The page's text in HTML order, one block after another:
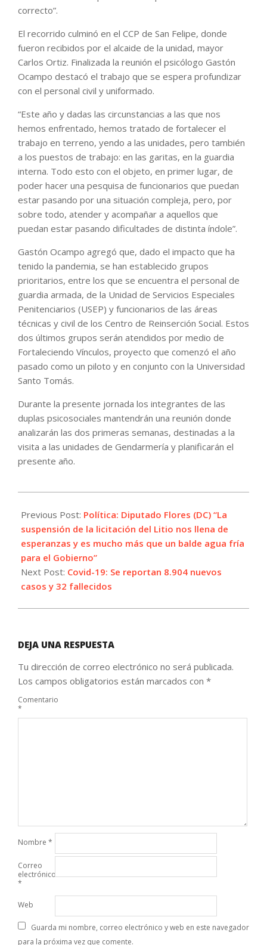
correcto”.
El recorrido culminó en el CCP de San Felipe, donde
fueron recibidos por el alcaide de la unidad, mayor
Carlos Ortiz. Finalizada la reunión el psicólogo Gastón
Ocampo destacó el trabajo que se espera profundizar
con el personal civil y uniformado.
“Este año y dadas las circunstancias a las que nos
hemos enfrentado, hemos tratado de fortalecer el
trabajo en terreno, yendo a las unidades, pero también
a los puestos de trabajo: en las garitas, en la guardia
interna. Todo esto con el objeto, en primer lugar, de
poder hacer una pesquisa de funcionarios que puedan
estar pasando por una situación compleja, pero, por
sobre todo, atender y acompañar a aquellos que
puedan estar pasando dificultades de distinta índole”.
Gastón Ocampo agregó que, dado el impacto que ha
tenido la pandemia, se han establecido grupos
prioritarios, entre los que se encuentra el personal de
guardia armada, de la Unidad de Servicios Especiales
Penitenciarios (USEP) y funcionarios de las áreas
técnicas y civil de los Centro de Reinserción Social. Estos
dos últimos grupos serán atendidos por medio de
Fortaleciendo Vínculos, proyecto que comenzó el año
pasado como un piloto y en conjunto con la Universidad
Santo Tomás.
Durante la presente jornada los integrantes de las
duplas psicosociales mantendrán una reunión donde
analizarán las dos primeras semanas, destinadas a la
visita a las unidades de Gendarmería y planificarán el
presente año.
01-
17
Previous Post: Política: Diputado Flores (DC) “La
suspensión de la licitación del Litio nos llena de
esperanzas y es mucho más que un balde agua fría
para el Gobierno”
Next Post: Covid-19: Se reportan 8.904 nuevos
casos y 32 fallecidos
DEJA UNA RESPUESTA
Tu dirección de correo electrónico no será publicada.
Los campos obligatorios están marcados con *
Comentario
*
Nombre *
Correo
electrónico
*
Web
Guarda mi nombre, correo electrónico y web en este navegador
para la próxima vez que comente.